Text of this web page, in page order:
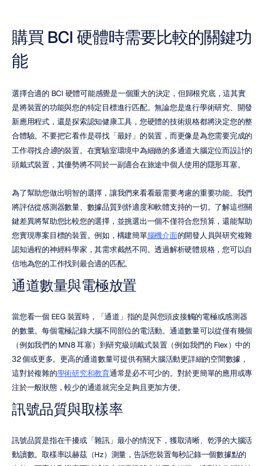
購買 BCI 硬體時需要比較的關鍵功
能
選擇合適的 BCI 硬體可能感覺是一個重大的決定，但歸根究底，這其實
是將裝置的功能與您的特定目標進行匹配。無論您是進行學術研究、開發
新應用程式，還是探索認知健康工具，您硬體的技術規格都將決定您的整
合體驗。不要把它看作是尋找「最好」的裝置，而更像是為您需要完成的
工作尋找合適的裝置。在實驗室環境中為細緻的多通道大腦定位而設計的
頭戴式裝置，其優勢將不同於一副適合在旅途中個人使用的隱形耳塞。
為了幫助您做出明智的選擇，讓我們來看看最需要考慮的重要功能。我們
將評估從感測器數量、數據品質到舒適度和軟體支持的一切。了解這些關
鍵差異將幫助您比較您的選擇，並挑選出一個不僅符合您預算，還能幫助
您實現專案目標的裝置。例如，構建簡單腦機介面的開發人員與研究複雜
認知過程的神經科學家，其需求截然不同。透過解析硬體規格，您可以自
信地為您的工作找到最合適的匹配。
通道數量與電極放置
當您看一個 EEG 裝置時，「通道」指的是與您頭皮接觸的電極或感測器
的數量。每個電極記錄大腦不同部位的電活動。通道數量可以從僅有幾個
（例如我們的 MN8 耳塞）到研究級頭戴式裝置（例如我們的 Flex）中的
32 個或更多。更高的通道數量可提供有關大腦活動更詳細的空間數據，
這對於複雜的學術研究和教育通常是必不可少的。對於更簡單的應用或專
注於一般狀態，較少的通道就完全足夠且更加方便。
訊號品質與取樣率
訊號品質是指在干擾或「雜訊」最小的情況下，獲取清晰、乾淨的大腦活
動讀數。取樣率以赫茲（Hz）測量，告訴您裝置每秒記錄一個數據點的